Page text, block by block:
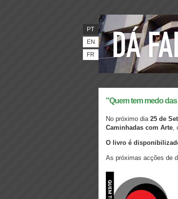
PT
EN
FR
"Quem tem medo
No próximo dia 25 de
Caminhadas com Arte,
O livro é
As próximas acções de